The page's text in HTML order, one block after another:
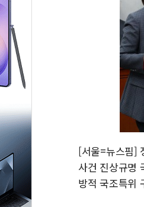
[서울=뉴스핌]
사건 진상규명
방적 국조특위